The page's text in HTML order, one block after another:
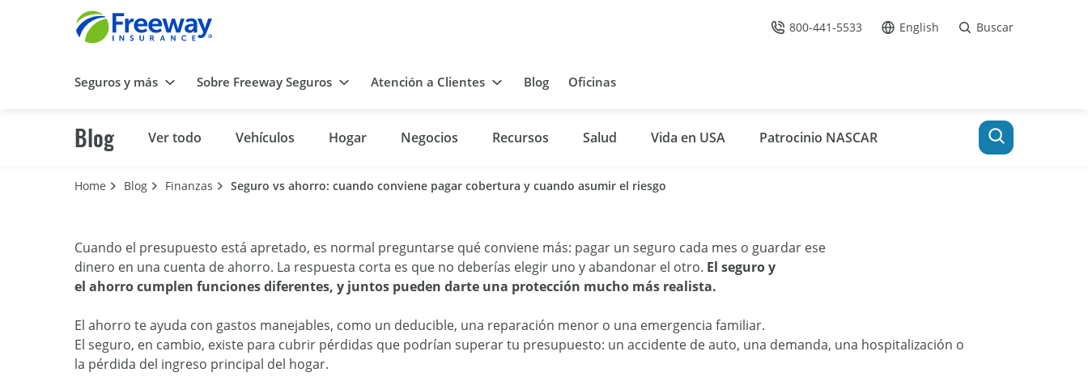
Llámenos
800-441-5533 Ir al sitio en Español /
English Buscar
Seguros y más Sobre Freeway Seguros Atención a Clientes Blog Oficinas
Blog Ver todo Vehículos Hogar Negocios Recursos Salud Vida en USA Patrocinio NASCAR
Home Blog Finanzas Seguro vs ahorro: cuando conviene pagar cobertura y cuando asumir el riesgo
Cuando el presupuesto está apretado, es normal preguntarse qué conviene más: pagar un seguro cada mes o guardar ese
dinero en una cuenta de ahorro. La respuesta corta es que no deberías elegir uno y abandonar el otro. El seguro y
el ahorro cumplen funciones diferentes, y juntos pueden darte una protección mucho más realista.
El ahorro te ayuda con gastos manejables, como un deducible, una reparación menor o una emergencia familiar.
El seguro, en cambio, existe para cubrir pérdidas que podrían superar tu presupuesto: un accidente de auto, una demanda, una hospitalización o
la pérdida del ingreso principal del hogar.